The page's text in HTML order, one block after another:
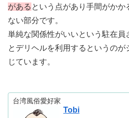
がある という点があり手間がか
ない部分です。
単純な関係性がいいという駐在員
とデリヘルを利用するというの
じています。
台湾風俗愛好家
Tobi